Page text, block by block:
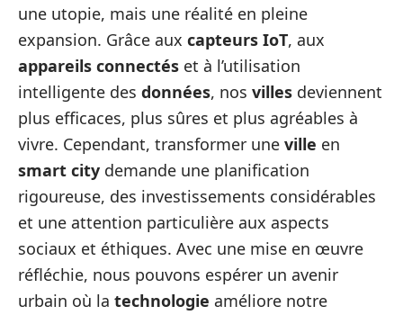
une utopie, mais une réalité en pleine
expansion. Grâce aux capteurs IoT, aux
appareils connectés et à l’utilisation
intelligente des données, nos villes deviennent
plus efficaces, plus sûres et plus agréables à
vivre. Cependant, transformer une ville en
smart city demande une planification
rigoureuse, des investissements considérables
et une attention particulière aux aspects
sociaux et éthiques. Avec une mise en œuvre
réfléchie, nous pouvons espérer un avenir
urbain où la technologie améliore notre